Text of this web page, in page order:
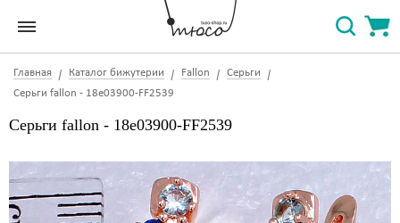
Главная Каталог бижутерии Fallon
Серьги
Серьги fallon - 18e03900-FF2539
Серьги fallon - 18e03900-FF2539